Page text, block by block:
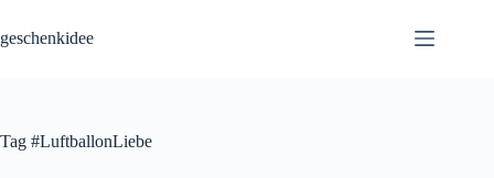
content
geschenkidee
Tag #LuftballonLiebe